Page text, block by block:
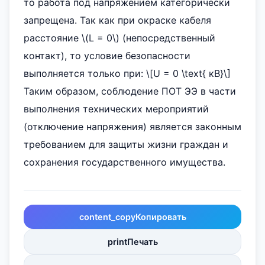
то работа под напряжением категорически
запрещена. Так как при окраске кабеля
расстояние \(L = 0\) (непосредственный
контакт), то условие безопасности
выполняется только при: \[U = 0 \text{ кВ}\]
Таким образом, соблюдение ПОТ ЭЭ в части
выполнения технических мероприятий
(отключение напряжения) является законным
требованием для защиты жизни граждан и
сохранения государственного имущества.
content_copyКопировать
printПечать